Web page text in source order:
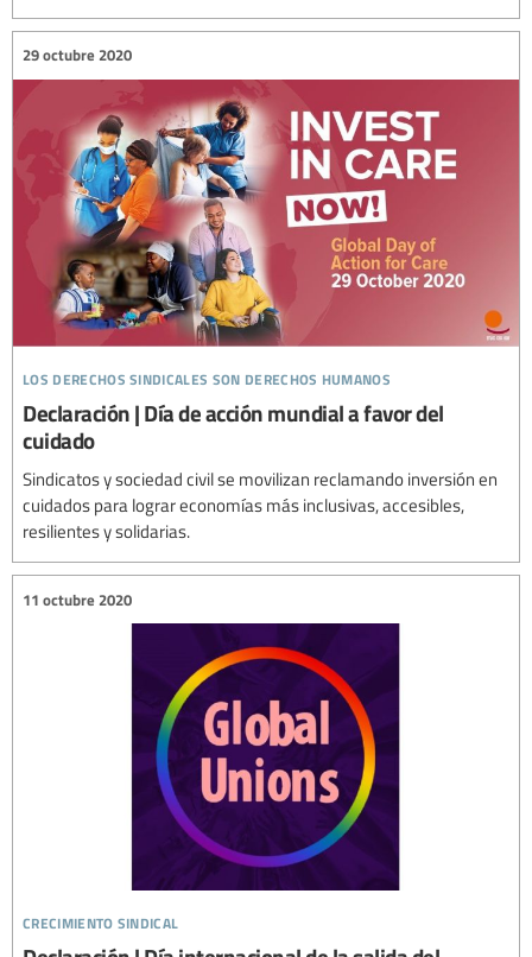
los derechos sindicales son derechos humanos
29 octubre 2020
Declaración | Día de acción mundial a favor del
cuidado
Sindicatos y sociedad civil se movilizan reclamando inversión en
cuidados para lograr economías más inclusivas, accesibles,
resilientes y solidarias.
crecimiento sindical
11 octubre 2020